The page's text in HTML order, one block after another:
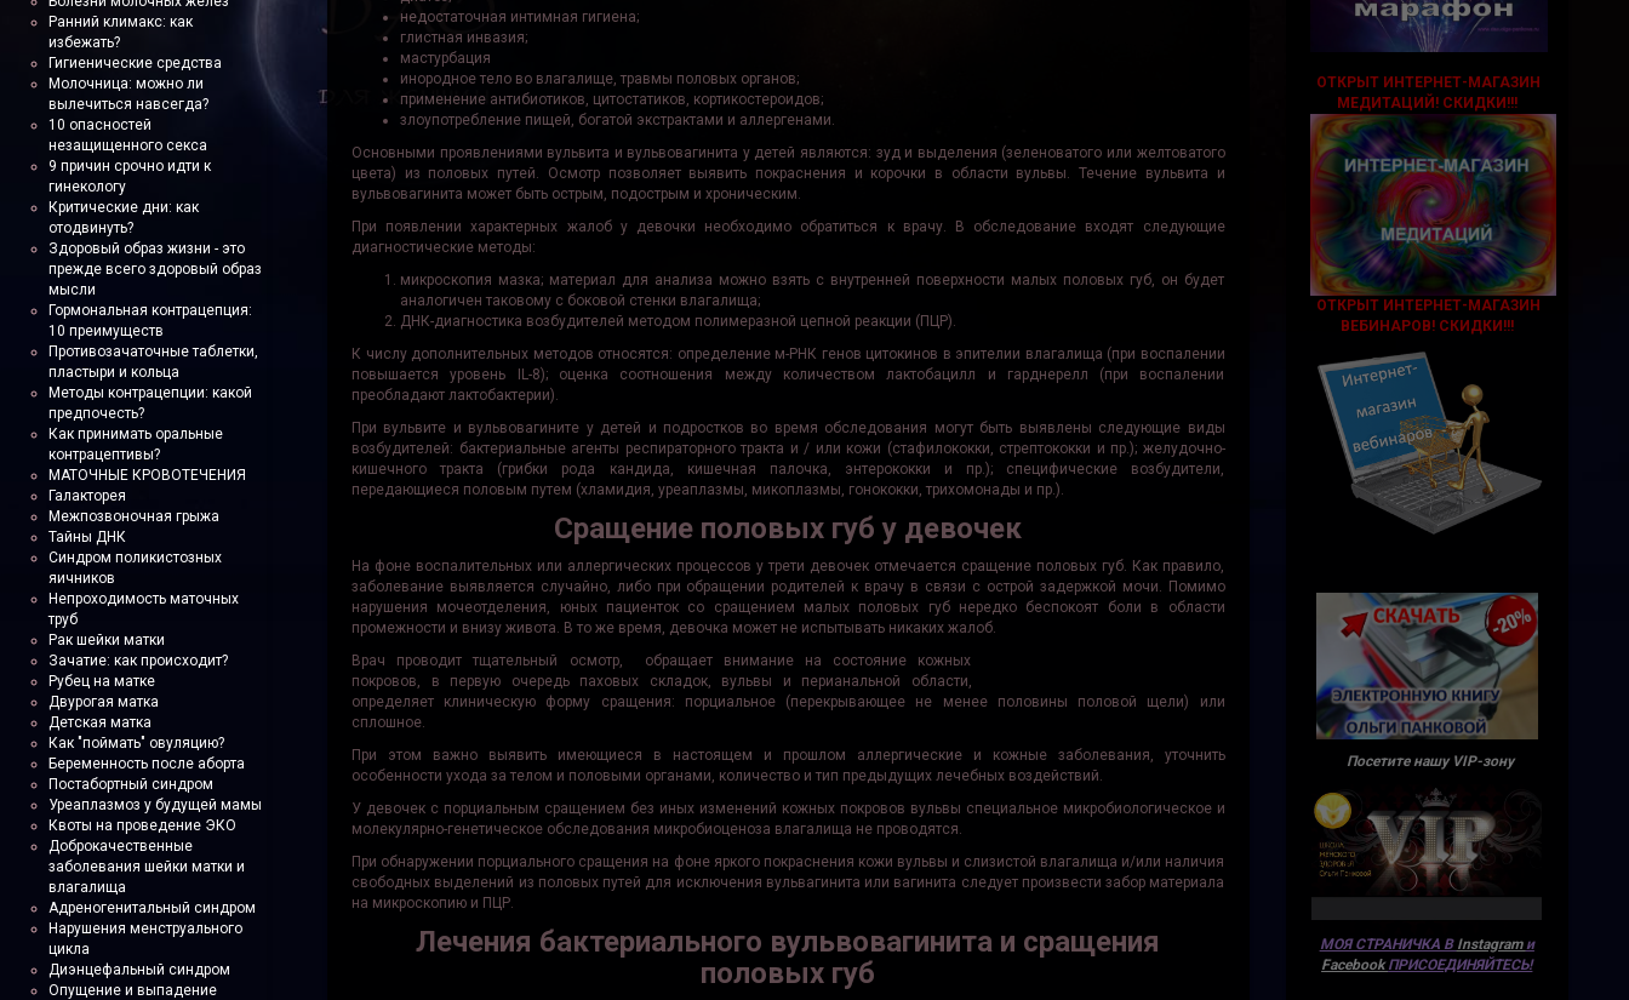
Ранний климакс: как
избежать?
Гигиенические средства
Молочница: можно ли
вылечиться навсегда?
10 опасностей
незащищенного секса
9 причин срочно идти к
гинекологу
Критические дни: как
отодвинуть?
Здоровый образ жизни - это
прежде всего здоровый образ
мысли
Гормональная контрацепция:
10 преимуществ
Противозачаточные таблетки,
пластыри и кольца
Методы контрацепции: какой
предпочесть?
Как принимать оральные
контрацептивы?
МАТОЧНЫЕ КРОВОТЕЧЕНИЯ
Галакторея
Межпозвоночная грыжа
Тайны ДНК
Синдром поликистозных
яичников
Непроходимость маточных
труб
Рак шейки матки
Зачатие: как происходит?
Рубец на матке
Двурогая матка
Детская матка
Как "поймать" овуляцию?
Беременность после аборта
Постабортный синдром
Уреаплазмоз у будущей мамы
Квоты на проведение ЭКО
Доброкачественные
заболевания шейки матки и
влагалища
Адреногенитальный синдром
Нарушения менструального
цикла
Диэнцефальный синдром
Опущение и выпадение
недостаточная интимная гигиена;
глистная инвазия;
мастурбация
инородное тело во влагалище, травмы половых органов;
применение антибиотиков, цитостатиков, кортикостероидов;
злоупотребление пищей, богатой экстрактами и аллергенами.
Основными проявлениями вульвита и вульвовагинита у детей являются: зуд и выделения (зеленоватого или желтоватого
цвета) из половых путей. Осмотр позволяет выявить покраснения и корочки в области вульвы. Течение вульвита и
вульвовагинита может быть острым, подострым и хроническим.
При появлении характерных жалоб у девочки необходимо обратиться к врачу. В обследование входят следующие
диагностические методы:
микроскопия мазка; материал для анализа можно взять с внутренней поверхности малых половых губ, он будет
аналогичен таковому с боковой стенки влагалища;
ДНК-диагностика возбудителей методом полимеразной цепной реакции (ПЦР).
К числу дополнительных методов относятся: определение м-РНК генов цитокинов в эпителии влагалища (при воспалении
повышается уровень IL-8); оценка соотношения между количеством лактобацилл и гарднерелл (при воспалении
преобладают лактобактерии).
При вульвите и вульвовагините у детей и подростков во время обследования могут быть выявлены следующие виды
возбудителей: бактериальные агенты респираторного тракта и / или кожи (стафилококки, стрептококки и пр.); желудочно-
кишечного тракта (грибки рода кандида, кишечная палочка, энтерококки и пр.); специфические возбудители,
передающиеся половым путем (хламидия, уреаплазмы, микоплазмы, гонококки, трихомонады и пр.).
Сращение половых губ у девочек
На фоне воспалительных или аллергических процессов у трети девочек отмечается сращение половых губ. Как правило,
заболевание выявляется случайно, либо при обращении родителей к врачу в связи с острой задержкой мочи. Помимо
нарушения мочеотделения, юных пациенток со сращением малых половых губ нередко беспокоят боли в области
промежности и внизу живота. В то же время, девочка может не испытывать никаких жалоб.
Врач проводит тщательный осмотр, обращает внимание на состояние кожных
покровов, в первую очередь паховых складок, вульвы и перианальной области,
определяет клиническую форму сращения: порциальное (перекрывающее не менее половины половой щели) или
сплошное.
При этом важно выявить имеющиеся в настоящем и прошлом аллергические и кожные заболевания, уточнить
особенности ухода за телом и половыми органами, количество и тип предыдущих лечебных воздействий.
У девочек с порциальным сращением без иных изменений кожных покровов вульвы специальное микробиологическое и
молекулярно-генетическое обследования микробиоценоза влагалища не проводятся.
При обнаружении порциального сращения на фоне яркого покраснения кожи вульвы и слизистой влагалища и/или наличия
свободных выделений из половых путей для исключения вульвагинита или вагинита следует произвести забор материала
на микроскопию и ПЦР.
Лечения бактериального вульвовагинита и сращения
половых губ
ОТКРЫТ ИНТЕРНЕТ-МАГАЗИН
МЕДИТАЦИЙ! СКИДКИ!!!
ОТКРЫТ ИНТЕРНЕТ-МАГАЗИН
ВЕБИНАРОВ! СКИДКИ!!!
Посетите нашу VIP-зону
МОЯ СТРАНИЧКА В Instagramи
FacebookПРИСОЕДИНЯЙТЕСЬ!